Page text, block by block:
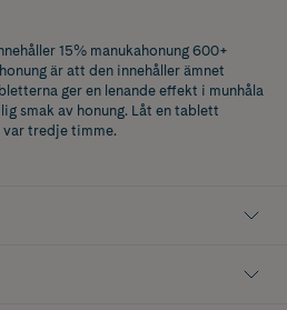
15% manukahonung 600+
är att den innehåller ämnet
ger en lenande effekt i munhåla
smak av honung. Låt en tablett
var tredje timme.